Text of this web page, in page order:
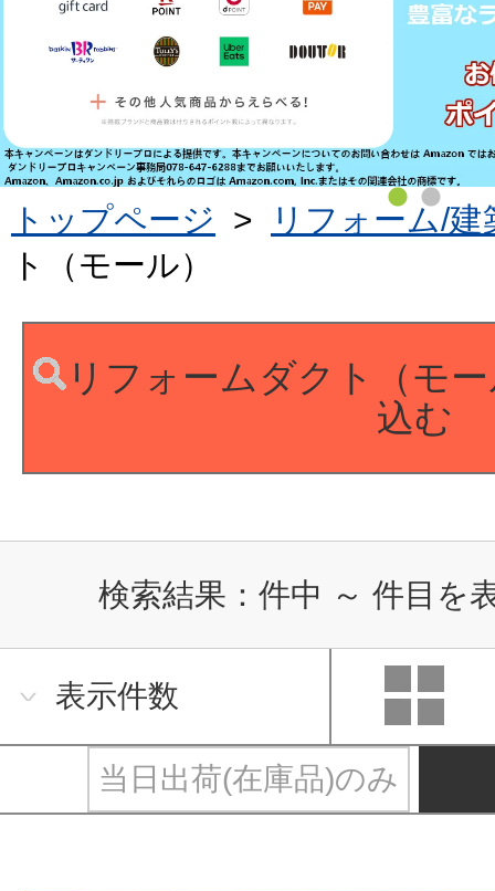
トップページ >
リフォーム/建
ト（モール）
リフォームダクト（モ
込む
検索結果： 件中 ～ 件目を
表示件数
当日出荷(在庫品)のみ